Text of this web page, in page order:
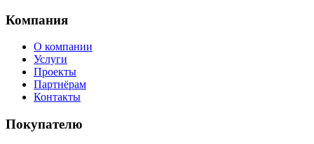
Компания
О компании
Услуги
Проекты
Партнёрам
Контакты
Покупателю